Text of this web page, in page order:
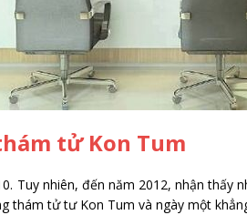
tử Kon Tum
Tuy nhiên, đến năm 2012, nhận
thám tử tư Kon Tum và ngày một